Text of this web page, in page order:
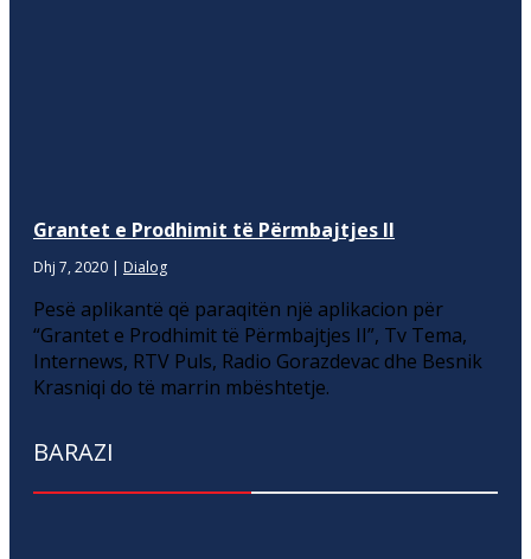
Grantet e Prodhimit të Përmbajtjes II
Dhj 7, 2020 | Dialog
Pesë aplikantë që paraqitën një aplikacion për
“Grantet e Prodhimit të Përmbajtjes II”, Tv Tema,
Internews, RTV Puls, Radio Gorazdevac dhe Besnik
Krasniqi do të marrin mbështetje.
BARAZI